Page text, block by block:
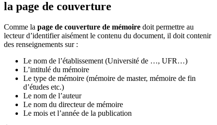
la page de couverture
Comme la page de couverture de mémoire doit permettre au
lecteur d’identifier aisément le contenu du document, il doit contenir
des renseignements sur :
Le nom de l’établissement (Université de …, UFR…)
L’intitulé du mémoire
Le type de mémoire (mémoire de master, mémoire de fin
d’études etc.)
Le nom de l’auteur
Le nom du directeur de mémoire
Le mois et l’année de la publication